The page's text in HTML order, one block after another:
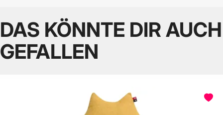
DAS KÖNNTE DIR AUCH
GEFALLEN